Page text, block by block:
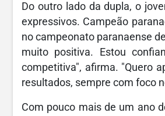
Do outro lado da dupla, o
expressivos. Campeão
no campeonato paranaense
muito positiva. Estou
competitiva", afirma. "Quero
resultados, sempre com foco
Com pouco mais de um ano